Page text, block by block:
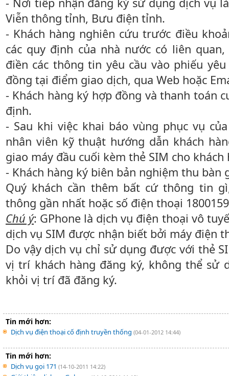
Viễn thông tỉnh, Bưu điện tỉnh.
- Khách hàng nghiên cứu trước điều
các quy định của nhà nước có liên
điền các thông tin yêu cầu vào phiếu
đồng tại điểm giao dịch, qua Web hoặc
- Khách hàng ký hợp đồng và thanh toán
định.
- Sau khi việc khai báo vùng phục vụ
nhân viên kỹ thuật hướng dẫn khách
giao máy đầu cuối kèm thẻ SIM cho khách
- Khách hàng ký biên bản nghiệm thu bàn
Quý khách cần thêm bất cứ thông tin
thông gần nhất hoặc số điện thoại
Chú ý: GPhone là dịch vụ điện thoại vô
dịch vụ SIM được nhận biết bởi máy điện
Do vậy dịch vụ chỉ sử dụng được với thẻ
vị trí khách hàng đăng ký, không thể sử
khỏi vị trí đã đăng ký.
Tin mới hơn:
Dịch vụ điện thoại cố định truyền thống (04-01-2012 14:44)
Tin mới hơn:
Dịch vụ gọi 171 (14-10-2011 14:22)